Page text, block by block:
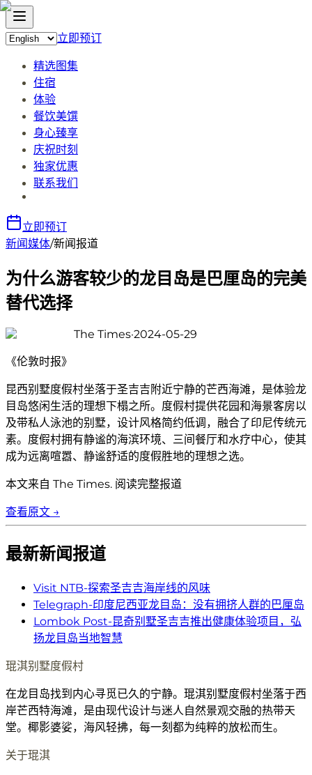
立即预订
精选图集
住宿
体验
餐饮美馔
身心臻享
庆祝时刻
独家优惠
联系我们
立即预订
新闻媒体/新闻报道
为什么游客较少的龙目岛是巴厘岛的完美
替代选择
The Times·2024-05-29
《伦敦时报》
昆西别墅度假村坐落于圣吉吉附近宁静的芒西海滩，是体验龙
目岛悠闲生活的理想下榻之所。度假村提供花园和海景客房以
及带私人泳池的别墅，设计风格简约低调，融合了印尼传统元
素。度假村拥有静谧的海滨环境、三间餐厅和水疗中心，使其
成为远离喧嚣、静谧舒适的度假胜地的理想之选。
本文来自 The Times. 阅读完整报道
查看原文 →
最新新闻报道
Visit NTB-探索圣吉吉海岸线的风味
Telegraph-印度尼西亚龙目岛：没有拥挤人群的巴厘岛
Lombok Post-昆奇别墅圣吉吉推出健康体验项目，弘
扬龙目岛当地智慧
琨淇别墅度假村
在龙目岛找到内心寻觅已久的宁静。琨淇别墅度假村坐落于西
岸芒西特海滩，是由现代设计与迷人自然景观交融的热带天
堂。椰影婆娑，海风轻拂，每一刻都为纯粹的放松而生。
关于琨淇